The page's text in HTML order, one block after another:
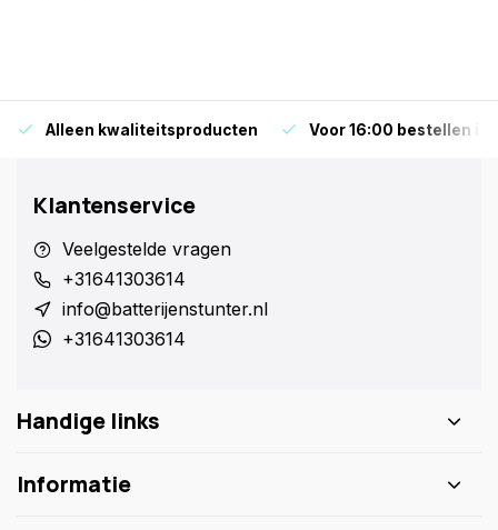
Alleen kwaliteitsproducten Voor 16:00 bestellen is
Klantenservice
Veelgestelde vragen
+31641303614
info@batterijenstunter.nl
+31641303614
Handige links
Informatie